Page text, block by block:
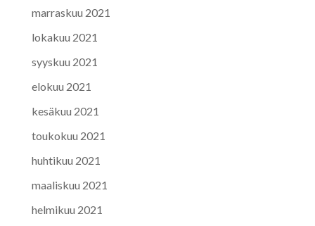
marraskuu 2021
lokakuu 2021
syyskuu 2021
elokuu 2021
kesäkuu 2021
toukokuu 2021
huhtikuu 2021
maaliskuu 2021
helmikuu 2021